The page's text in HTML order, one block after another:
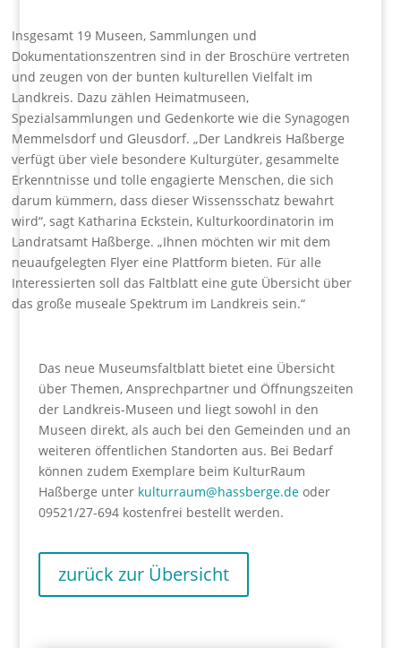
Insgesamt 19 Museen, Sammlungen und
Dokumentationszentren sind in der Broschüre vertreten
und zeugen von der bunten kulturellen Vielfalt im
Landkreis. Dazu zählen Heimatmuseen,
Spezialsammlungen und Gedenkorte wie die Synagogen
Memmelsdorf und Gleusdorf. „Der Landkreis Haßberge
verfügt über viele besondere Kulturgüter, gesammelte
Erkenntnisse und tolle engagierte Menschen, die sich
darum kümmern, dass dieser Wissensschatz bewahrt
wird“, sagt Katharina Eckstein, Kulturkoordinatorin im
Landratsamt Haßberge. „Ihnen möchten wir mit dem
neuaufgelegten Flyer eine Plattform bieten. Für alle
Interessierten soll das Faltblatt eine gute Übersicht über
das große museale Spektrum im Landkreis sein.“
Das neue Museumsfaltblatt bietet eine Übersicht
über Themen, Ansprechpartner und Öffnungszeiten
der Landkreis-Museen und liegt sowohl in den
Museen direkt, als auch bei den Gemeinden und an
weiteren öffentlichen Standorten aus. Bei Bedarf
können zudem Exemplare beim KulturRaum
Haßberge unter kulturraum@hassberge.deoder
09521/27-694 kostenfrei bestellt werden.
zurück zur Übersicht